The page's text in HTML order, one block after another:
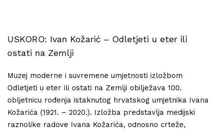
USKORO: Ivan Kožarić – Odletjeti u eter ili
ostati na Zemlji
Muzej moderne i suvremene umjetnosti izložbom
Odletjeti u eter ili ostati na Zemlji obilježava 100.
obljetnicu rođenja istaknutog hrvatskog umjetnika Ivana
Kožarića (1921. – 2020.). Izložba predstavlja medijski
raznolike radove Ivana Kožarića, odnosno crteže,